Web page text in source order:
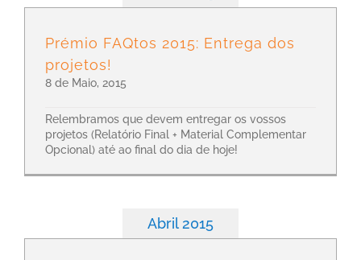
Prémio FAQtos 2015: Entrega dos
projetos!
8 de Maio, 2015
Relembramos que devem entregar os vossos
projetos (Relatório Final + Material Complementar
Opcional) até ao final do dia de hoje!
Abril 2015